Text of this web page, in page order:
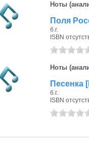
Ноты
Поля
б.г.
ISBN
Ноты
Песенка
б.г.
ISBN